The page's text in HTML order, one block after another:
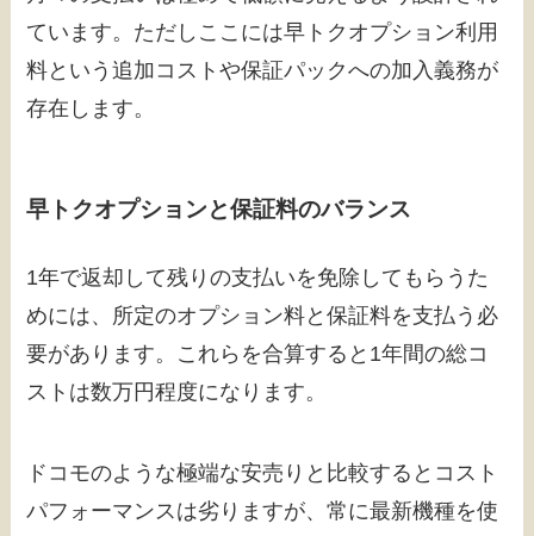
ています。ただしここには早トクオプション利用
料という追加コストや保証パックへの加入義務が
存在します。
早トクオプションと保証料のバランス
1年で返却して残りの支払いを免除してもらうた
めには、所定のオプション料と保証料を支払う必
要があります。これらを合算すると1年間の総コ
ストは数万円程度になります。
ドコモのような極端な安売りと比較するとコスト
パフォーマンスは劣りますが、常に最新機種を使